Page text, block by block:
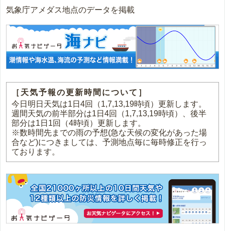
気象庁アメダス地点のデータを掲載
［天気予報の更新時間について］
今日明日天気は1日4回（1,7,13,19時頃）更新します。
週間天気の前半部分は1日4回（1,7,13,19時頃）、後半
部分は1日1回（4時頃）更新します。
※数時間先までの雨の予想(急な天候の変化があった場
合など)につきましては、予測地点毎に毎時修正を行っ
ております。